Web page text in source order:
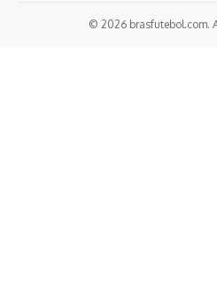
© 2026 brasfutebol.com.